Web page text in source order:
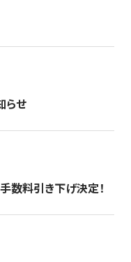
らせ
数料引き下げ決定！